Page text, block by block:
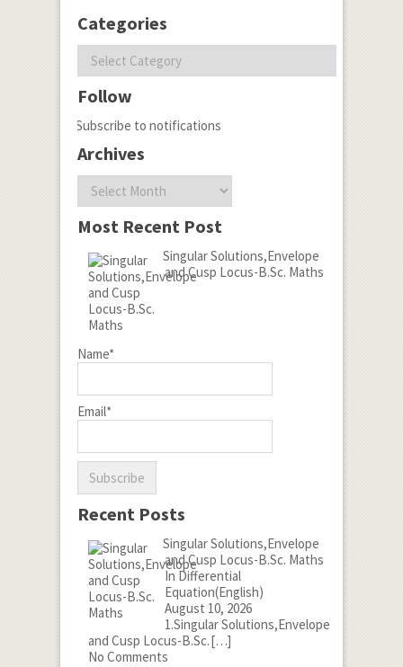
Categories
Categories
Follow
Subscribe to notifications
Archives
Archives
Most Recent Post
Singular Solutions,Envelope
and Cusp Locus-B.Sc. Maths
Name*
Email*
Recent Posts
Singular Solutions,Envelope
and Cusp Locus-B.Sc. Maths
In Differential
Equation(English)
August 10, 2026
1.Singular Solutions,Envelope
and Cusp Locus-B.Sc.[…]
No Comments